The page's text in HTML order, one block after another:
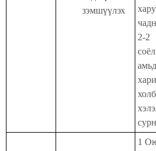
зэмшүүлэх
2-2
1